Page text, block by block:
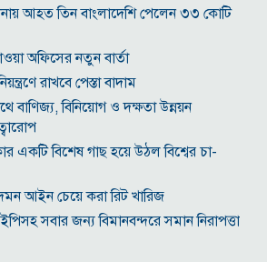
আহত তিন বাংলাদেশি পেলেন ৩৩ কোটি
অফিসের নতুন বার্তা
রাখবে পেস্তা বাদাম
বাণিজ্য, বিনিয়োগ ও দক্ষতা উন্নয়ন
একটি বিশেষ গাছ হয়ে উঠল বিশ্বের চা-
আইন চেয়ে করা রিট খারিজ
সবার জন্য বিমানবন্দরে সমান নিরাপত্তা